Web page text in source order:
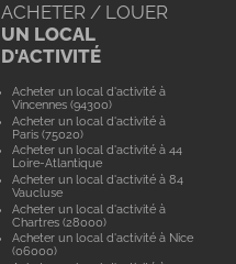
ACHETER / LOUER
UN LOCAL
D'ACTIVITÉ
Acheter un local d'activité à
Vincennes (94300)
Acheter un local d'activité à
Paris (75020)
Acheter un local d'activité à 44
Loire-Atlantique
Acheter un local d'activité à 84
Vaucluse
Acheter un local d'activité à
Chartres (28000)
Acheter un local d'activité à Nice
(06000)